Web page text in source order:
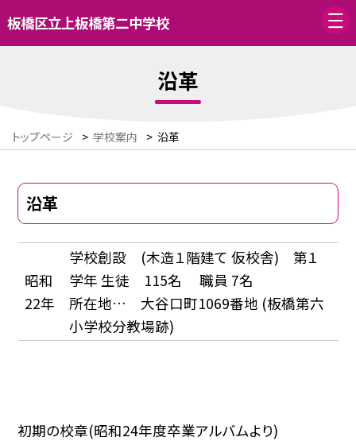
板橋区立上板橋第二中学校
沿革
トップページ > 学校案内 > 沿革
沿革
昭和
22年
学校創設 (木造１階建て 仮校舎) 第１
学年 生徒 115名 職員 7名
所在地… 大谷口町1069番地 (板橋第六
小学校分教場跡)
初期の校章(昭和24年度卒業アルバムより)